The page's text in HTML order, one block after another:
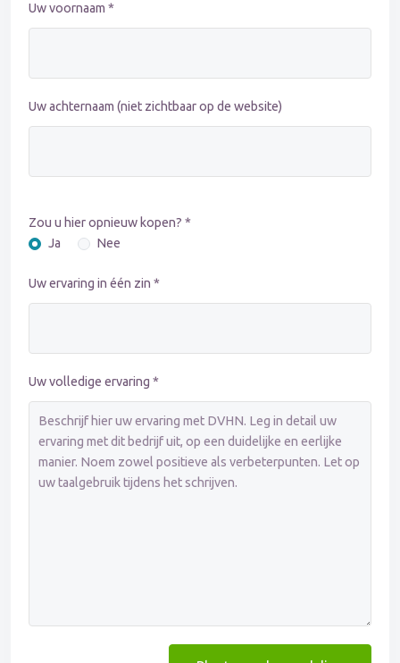
Uw voornaam *
Uw achternaam (niet zichtbaar op de website)
Zou u hier opnieuw kopen? *
Ja
Nee
Uw ervaring in één zin *
Uw volledige ervaring *